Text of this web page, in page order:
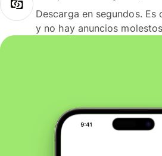
Descarga en segundos.
y no hay anuncios